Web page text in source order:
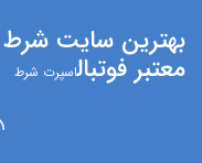
بهترین سایت
معتبر فوتبالاسپرت شرط